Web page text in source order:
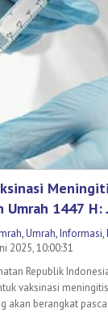
Umrah 1447 H:
,Umrah,Informasi,
2025, 10:00:31
Republik
vaksinasi
akan berangkat